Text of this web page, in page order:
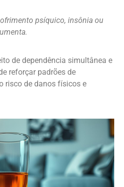
psíquico, insônia ou
de dependência simultânea e
reforçar padrões de
risco de danos físicos e